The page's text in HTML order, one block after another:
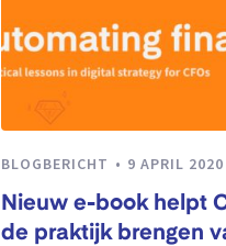
BLOGBERICHT 9 APRIL 2020
Nieuw e-book helpt
de praktijk brengen